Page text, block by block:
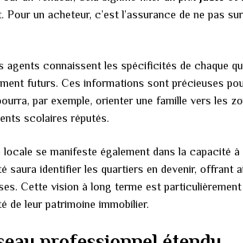
Pour un acheteur, c’est l’assurance de ne pas
agents connaissent les spécificités de chaque
futurs. Ces informations sont précieuses
par exemple, orienter une famille vers les
scolaires réputés.
locale se manifeste également dans la capacité
saura identifier les quartiers en devenir, offrant
Cette vision à long terme est
de leur patrimoine immobilier.